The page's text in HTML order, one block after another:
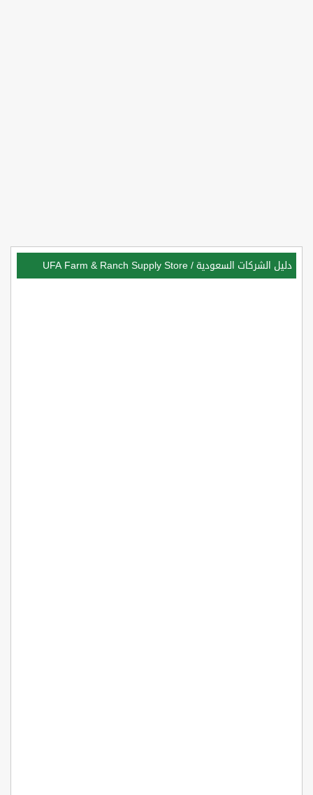
دليل الشركات السعودية /
UFA Farm & Ranch Supply Store